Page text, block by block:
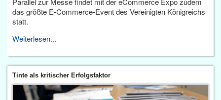
das größte E-Commerce-Event des Vereinigten Königreichs
statt.
Weiterlesen...
Tinte als kritischer Erfolgsfaktor